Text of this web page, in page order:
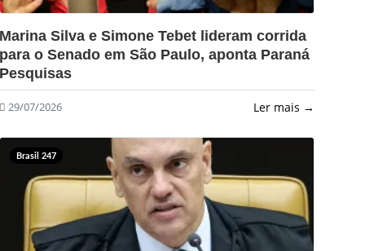
?>
Marina Silva e Simone Tebet lideram corrida
para o Senado em São Paulo, aponta Paraná
Pesquisas
29/07/2026 Ler mais →
Brasil 247